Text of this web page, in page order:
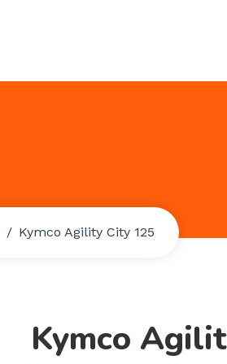
Kymco Agility City 125
Kymco